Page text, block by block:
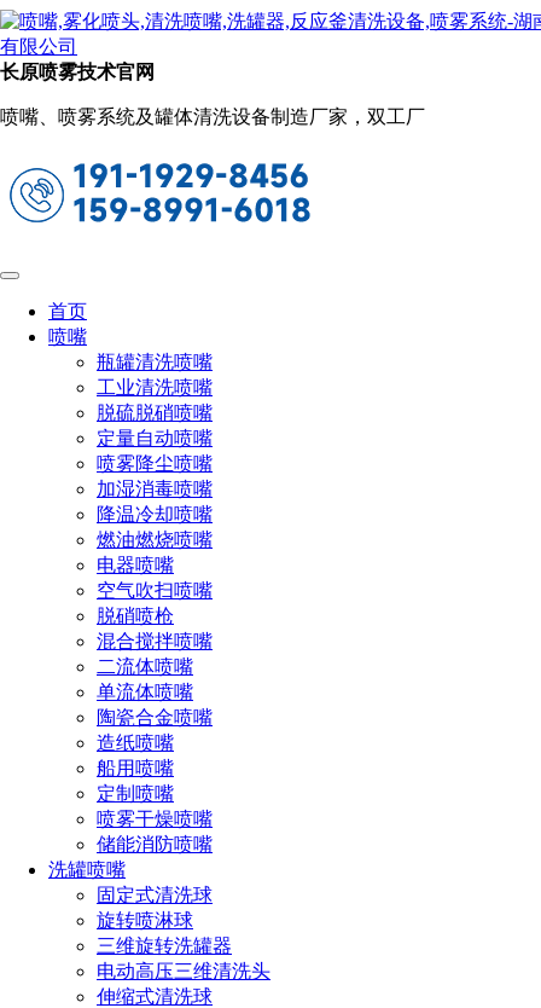
长原喷雾技术官网
喷嘴、喷雾系统及罐体清洗设备制造厂家，双工厂
首页
喷嘴
瓶罐清洗喷嘴
工业清洗喷嘴
脱硫脱硝喷嘴
定量自动喷嘴
喷雾降尘喷嘴
加湿消毒喷嘴
降温冷却喷嘴
燃油燃烧喷嘴
电器喷嘴
空气吹扫喷嘴
脱硝喷枪
混合搅拌喷嘴
二流体喷嘴
单流体喷嘴
陶瓷合金喷嘴
造纸喷嘴
船用喷嘴
定制喷嘴
喷雾干燥喷嘴
储能消防喷嘴
洗罐喷嘴
固定式清洗球
旋转喷淋球
三维旋转洗罐器
电动高压三维清洗头
伸缩式清洗球
新闻动态
当前位置：
超声波雾化喷头在粉尘灰尘控制方面的应
2024-01-16 09:13:27 阅读量：902
给人们的生产和生活带来了诸多困扰。为了有效控制粉尘和灰
特的优势，在粉尘灰尘控制方面展现出了广阔的应用前景。本
文将详细介绍超声波雾化喷头在粉尘灰尘控制方面的应用及其
一、超声波雾化喷头的工作原理
超声波雾化喷头通过超声波振动产生的高频振动能量，将
水或其他液体雾化成微小颗粒。这些微小颗粒在空气中迅速扩
散，与粉尘和灰尘颗粒发生碰撞、吸附和沉降，从而达到控制
粉尘和灰尘的目的。